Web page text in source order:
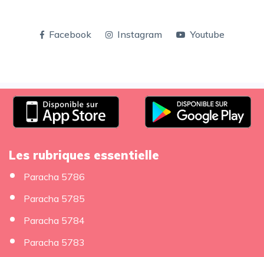
Facebook Instagram Youtube
Les rubriques essentielle
Paracha 5786
Paracha 5785
Paracha 5784
Paracha 5783